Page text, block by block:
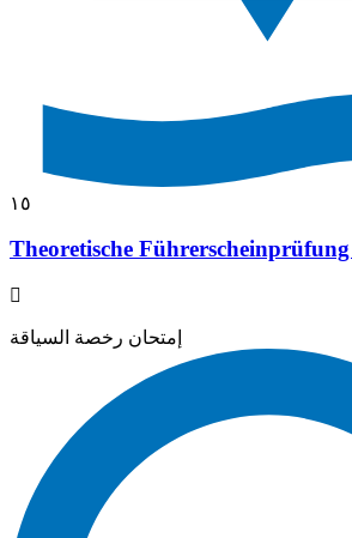
١٥
Theoretische
إمتحان رخصة السياقة